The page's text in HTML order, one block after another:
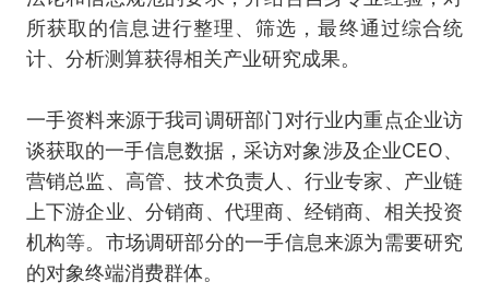
所获取的信息进行整理、筛选，最终通过综合统
计、分析测算获得相关产业研究成果。
一手资料来源于我司调研部门对行业内重点企业访
谈获取的一手信息数据，采访对象涉及企业CEO、
营销总监、高管、技术负责人、行业专家、产业链
上下游企业、分销商、代理商、经销商、相关投资
机构等。市场调研部分的一手信息来源为需要研究
的对象终端消费群体。